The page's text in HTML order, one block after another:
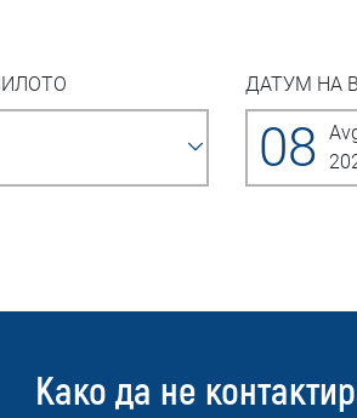
ДАТУМ НА
08
Како да не